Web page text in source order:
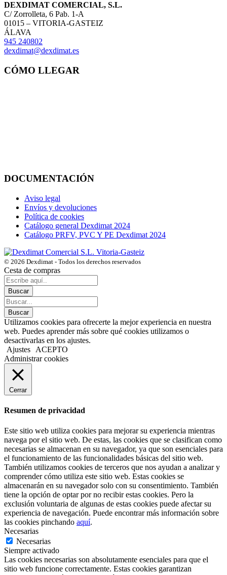
DEXDIMAT COMERCIAL, S.L.
C/ Zorrolleta, 6 Pab. 1-A
01015 – VITORIA-GASTEIZ
ÁLAVA
945 240802
dexdimat@dexdimat.es
CÓMO LLEGAR
DOCUMENTACIÓN
Aviso legal
Envíos y devoluciones
Política de cookies
Catálogo general Dexdimat 2024
Catálogo PRFV, PVC Y PE Dexdimat 2024
© 2026 Dexdimat - Todos los derechos reservados
Cesta de compras
Utilizamos cookies para ofrecerte la mejor experiencia en nuestra
web. Puedes aprender más sobre qué cookies utilizamos o
desactivarlas en los ajustes.
Ajustes
ACEPTO
Administrar cookies
Cerrar
Resumen de privacidad
Este sitio web utiliza cookies para mejorar su experiencia mientras
navega por el sitio web. De estas, las cookies que se clasifican como
necesarias se almacenan en su navegador, ya que son esenciales para
el funcionamiento de las funcionalidades básicas del sitio web.
También utilizamos cookies de terceros que nos ayudan a analizar y
comprender cómo utiliza este sitio web. Estas cookies se
almacenarán en su navegador solo con su consentimiento. También
tiene la opción de optar por no recibir estas cookies. Pero la
exclusión voluntaria de algunas de estas cookies puede afectar su
experiencia de navegación. Puede encontrar más información sobre
las cookies pinchando aquí.
Necesarias
Necesarias
Siempre activado
Las cookies necesarias son absolutamente esenciales para que el
sitio web funcione correctamente. Estas cookies garantizan